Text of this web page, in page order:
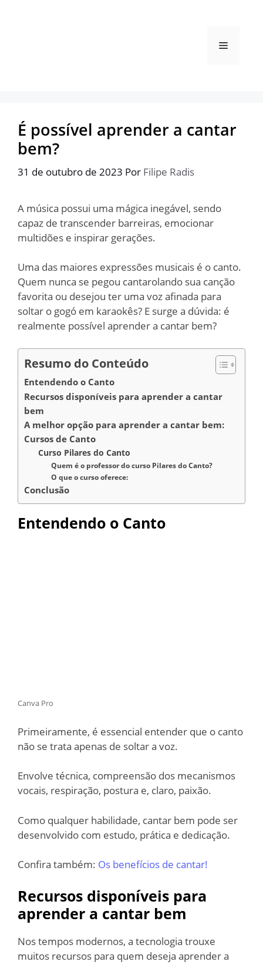
Menu
É possível aprender a cantar
bem?
31 de outubro de 2023 Por Filipe Radis
A música possui uma mágica inegável, sendo
capaz de transcender barreiras, emocionar
multidões e inspirar gerações.
Uma das maiores expressões musicais é o canto.
Quem nunca se pegou cantarolando sua canção
favorita ou desejou ter uma voz afinada para
soltar o gogó em karaokês? E surge a dúvida: é
realmente possível aprender a cantar bem?
Resumo do Conteúdo
Entendendo o Canto
Recursos disponíveis para aprender a cantar
bem
A melhor opção para aprender a cantar bem:
Cursos de Canto
Curso Pilares do Canto
Quem é o professor do curso Pilares do Canto?
O que o curso oferece:
Conclusão
Entendendo o Canto
Canva Pro
Primeiramente, é essencial entender que o canto
não se trata apenas de soltar a voz.
Envolve técnica, compreensão dos mecanismos
vocais, respiração, postura e, claro, paixão.
Como qualquer habilidade, cantar bem pode ser
desenvolvido com estudo, prática e dedicação.
Confira também: Os benefícios de cantar!
Recursos disponíveis para
aprender a cantar bem
Nos tempos modernos, a tecnologia trouxe
muitos recursos para quem deseja aprender a